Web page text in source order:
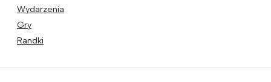
Wydarzenia
Gry
Randki